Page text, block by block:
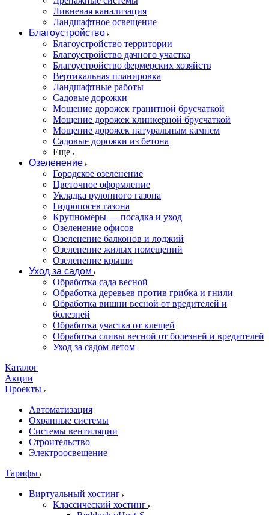
Ливневая канализация
Ландшафтное освещение
Благоустройство
Благоустройство территории
Благоустройство дачного участка
Благоустройство фермерских хозяйств
Вертикальная планировка
Ландшафтные работы
Садовые дорожки
Мощение дорожек гранитной брусчаткой
Мощение дорожек клинкерной брусчаткой
Мощение дорожек натуральным камнем
Садовые дорожки из бетона
Еще
Озеленение
Городское озеленение
Цветочное оформление
Укладка рулонного газона
Гидропосев газона
Крупномеры — посадка и уход
Озеленение офисов
Озеленение балконов и лоджий
Озеленение жилых помещений
Озеленение крыши
Уход за садом
Обработка сада весной
Обработка деревьев против грибка и гнили
Обработка вишни весной от вредителей и
болезней
Обработка участка от клещей
Обработка сливы весной от болезней и вредителей
Уход за садом летом
Каталог
Акции
Проекты
Автоматизация
Охранные системы
Системы вентиляции
Строительство
Электроосвещение
Тарифы
Виртуальный хостинг
Классический хостинг